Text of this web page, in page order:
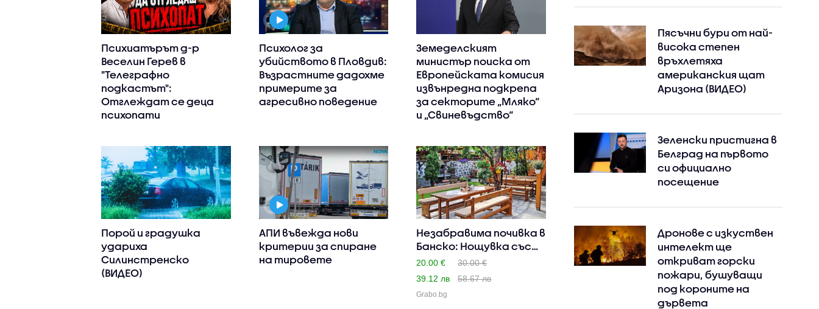
Психиатърът д-р
Веселин Герев в
"Телеграфно
подкастът":
Отглеждат се деца
психопати
Психолог за
убийството в Пловдив:
Възрастните дадохме
примерите за
агресивно поведение
Земеделският
министър поиска от
Европейската комисия
извънредна подкрепа
за секторите „Мляко“
и „Свиневъдство“
Порой и градушка
удариха
Силинстренско
(ВИДЕО)
АПИ въвежда нови
критерии за спиране
на тировете
Незабравима почивка в
Банско: Нощувка със
за..
20.00 €
30.00 €
39.12 лв
58.67 лв
Grabo.bg
Пясъчни бури от най-
висока степен
връхлетяха
американския щат
Аризона (ВИДЕО)
Зеленски пристигна в
Белград на първото
си официално
посещение
Дронове с изкуствен
интелект ще
откриват горски
пожари, бушуващи
под короните на
дървета